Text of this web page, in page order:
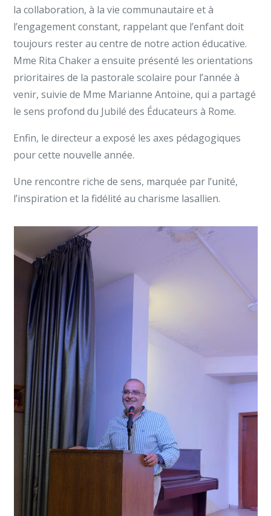
la collaboration, à la vie communautaire et à
l’engagement constant, rappelant que l’enfant doit
toujours rester au centre de notre action éducative.
Mme Rita Chaker a ensuite présenté les orientations
prioritaires de la pastorale scolaire pour l’année à
venir, suivie de Mme Marianne Antoine, qui a partagé
le sens profond du Jubilé des Éducateurs à Rome.
Enfin, le directeur a exposé les axes pédagogiques
pour cette nouvelle année.
Une rencontre riche de sens, marquée par l’unité,
l’inspiration et la fidélité au charisme lasallien.